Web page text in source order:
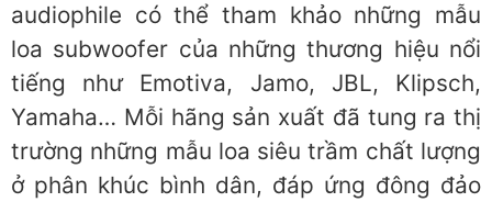
audiophile có thể tham khảo những mẫu
loa subwoofer của những thương hiệu nổi
tiếng như Emotiva, Jamo, JBL, Klipsch,
Yamaha… Mỗi hãng sản xuất đã tung ra thị
trường những mẫu loa siêu trầm chất lượng
ở phân khúc bình dân, đáp ứng đông đảo